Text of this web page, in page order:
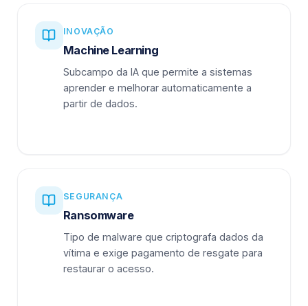
INOVAÇÃO
Machine Learning
Subcampo da IA que permite a sistemas
aprender e melhorar automaticamente a
partir de dados.
SEGURANÇA
Ransomware
Tipo de malware que criptografa dados da
vítima e exige pagamento de resgate para
restaurar o acesso.